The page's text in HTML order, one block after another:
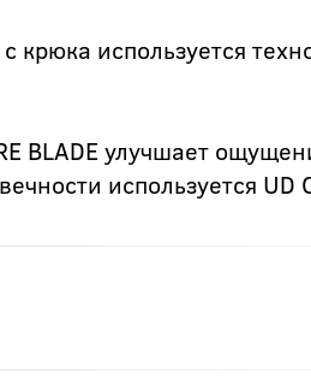
используется
BLADE улучшает
используется UD